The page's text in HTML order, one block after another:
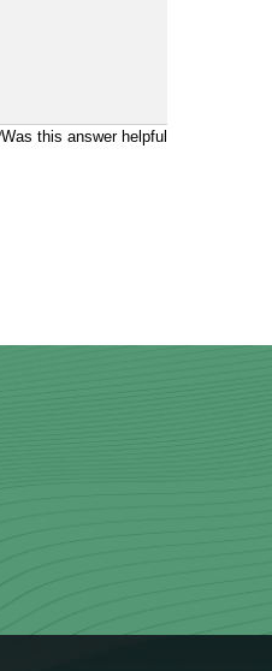
Was this answer helpful?